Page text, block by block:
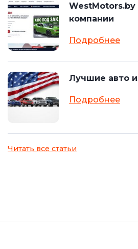
компании
Подробнее
Лучшие авто
Подробнее
Читать все статьи